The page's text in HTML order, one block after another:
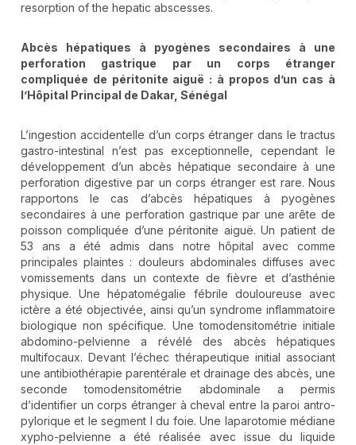
resorption of the hepatic abscesses.
Abcès hépatiques à pyogènes secondaires à une
perforation gastrique par un corps étranger
compliquée de péritonite aiguë : à propos d’un cas à
l’Hôpital Principal de Dakar, Sénégal
L’ingestion accidentelle d’un corps étranger dans le tractus
gastro-intestinal n’est pas exceptionnelle, cependant le
développement d’un abcès hépatique secondaire à une
perforation digestive par un corps étranger est rare. Nous
rapportons le cas d’abcès hépatiques à pyogènes
secondaires à une perforation gastrique par une arête de
poisson compliquée d’une péritonite aiguë. Un patient de
53 ans a été admis dans notre hôpital avec comme
principales plaintes : douleurs abdominales diffuses avec
vomissements dans un contexte de fièvre et d’asthénie
physique. Une hépatomégalie fébrile douloureuse avec
ictère a été objectivée, ainsi qu’un syndrome inflammatoire
biologique non spécifique. Une tomodensitométrie initiale
abdomino-pelvienne a révélé des abcès hépatiques
multifocaux. Devant l’échec thérapeutique initial associant
une antibiothérapie parentérale et drainage des abcès, une
seconde tomodensitométrie abdominale a permis
d’identifier un corps étranger à cheval entre la paroi antro-
pylorique et le segment I du foie. Une laparotomie médiane
xypho-pelvienne a été réalisée avec issue du liquide